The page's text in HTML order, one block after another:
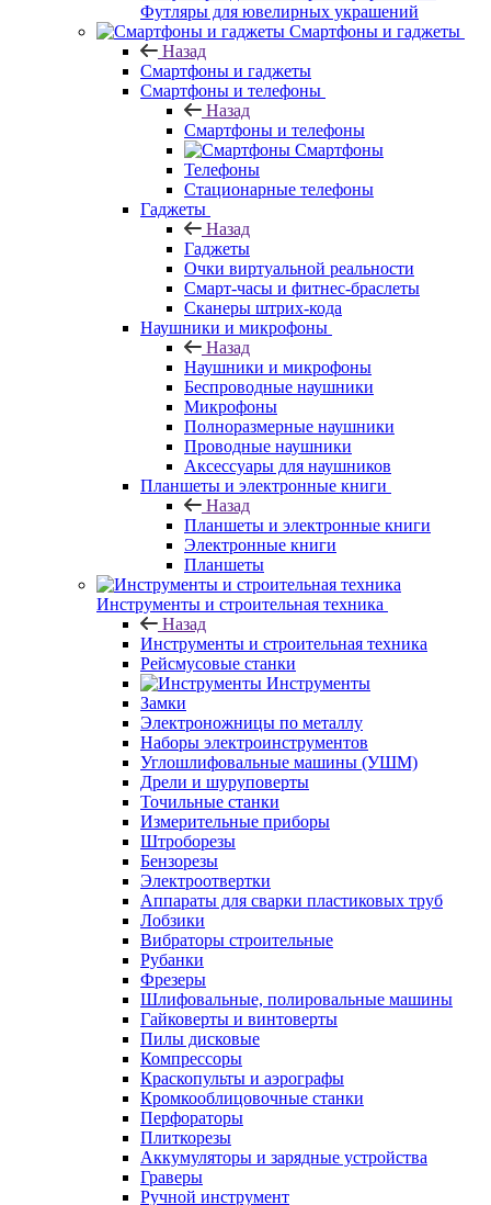
Футляры для ювелирных украшений
Смартфоны и гаджеты
Назад
Смартфоны и гаджеты
Смартфоны и телефоны
Назад
Смартфоны и телефоны
Смартфоны
Телефоны
Стационарные телефоны
Гаджеты
Назад
Гаджеты
Очки виртуальной реальности
Смарт-часы и фитнес-браслеты
Сканеры штрих-кода
Наушники и микрофоны
Назад
Наушники и микрофоны
Беспроводные наушники
Микрофоны
Полноразмерные наушники
Проводные наушники
Аксессуары для наушников
Планшеты и электронные книги
Назад
Планшеты и электронные книги
Электронные книги
Планшеты
Инструменты и строительная техника
Назад
Инструменты и строительная техника
Рейсмусовые станки
Инструменты
Замки
Электроножницы по металлу
Наборы электроинструментов
Углошлифовальные машины (УШМ)
Дрели и шуруповерты
Точильные станки
Измерительные приборы
Штроборезы
Бензорезы
Электроотвертки
Аппараты для сварки пластиковых труб
Лобзики
Вибраторы строительные
Рубанки
Фрезеры
Шлифовальные, полировальные машины
Гайковерты и винтоверты
Пилы дисковые
Компрессоры
Краскопульты и аэрографы
Кромкооблицовочные станки
Перфораторы
Плиткорезы
Аккумуляторы и зарядные устройства
Граверы
Ручной инструмент